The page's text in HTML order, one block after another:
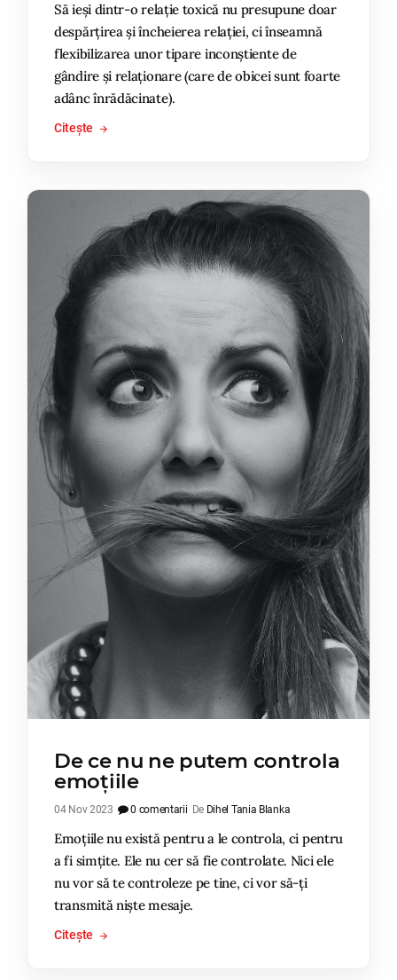
Să ieși dintr-o relație toxică nu presupune doar
despărțirea și încheierea relației, ci înseamnă
flexibilizarea unor tipare inconștiente de
gândire și relaționare (care de obicei sunt foarte
adânc înrădăcinate).
Citește
De ce nu ne putem controla
emoțiile
04 Nov 2023 0 comentarii De Dihel Tania Blanka
Emoțiile nu există pentru a le controla, ci pentru
a fi simțite. Ele nu cer să fie controlate. Nici ele
nu vor să te controleze pe tine, ci vor să-ți
transmită niște mesaje.
Citește